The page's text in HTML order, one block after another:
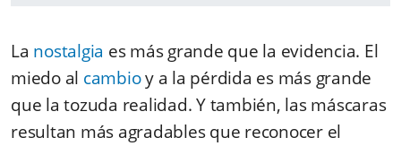
La nostalgia es más grande que la evidencia. El
miedo al cambioy a la pérdida es más grande
que la tozuda realidad. Y también, las máscaras
resultan más agradables que reconocer el